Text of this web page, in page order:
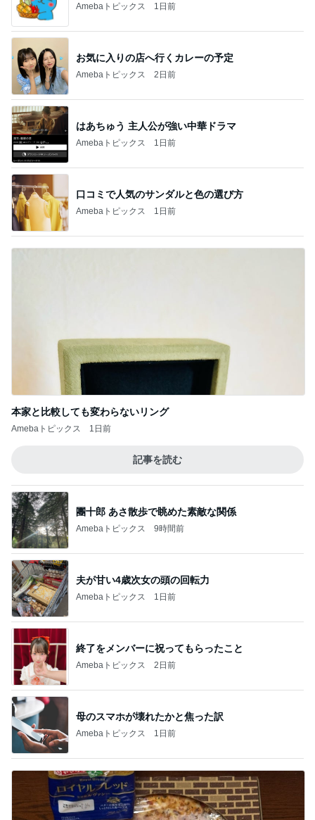
Amebaトピックス 1日前
お気に入りの店へ行くカレーの予定
Amebaトピックス 2日前
はあちゅう 主人公が強い中華ドラマ
Amebaトピックス 1日前
口コミで人気のサンダルと色の選び方
Amebaトピックス 1日前
本家と比較しても変わらないリング
Amebaトピックス 1日前
記事を読む
團十郎 あさ散歩で眺めた素敵な関係
Amebaトピックス 9時間前
夫が甘い4歳次女の頭の回転力
Amebaトピックス 1日前
終了をメンバーに祝ってもらったこと
Amebaトピックス 2日前
母のスマホが壊れたかと焦った訳
Amebaトピックス 1日前